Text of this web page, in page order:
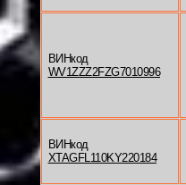
ВИНкод
WV1ZZZ2FZG7010996
ВИНкод
XTAGFL110KY220184